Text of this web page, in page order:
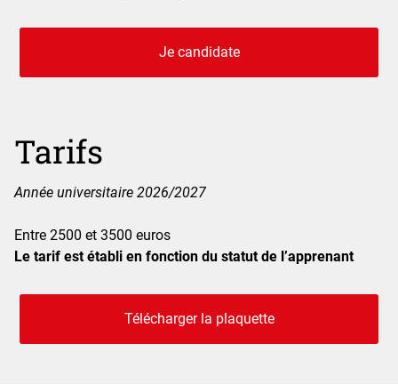
Je candidate
Tarifs
Année universitaire 2026/2027
Entre 2500 et 3500 euros
Le tarif est établi en fonction du statut de l’apprenant
Télécharger la plaquette